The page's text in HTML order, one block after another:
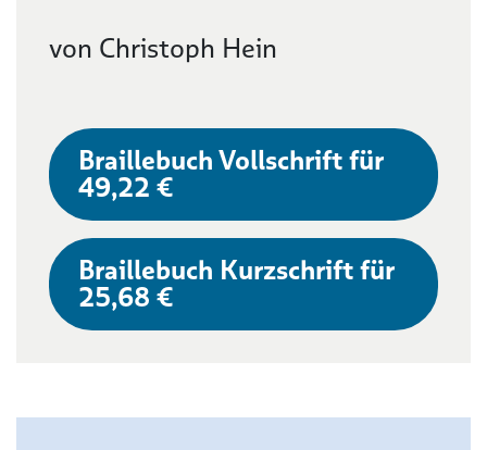
von Christoph Hein
Braillebuch Vollschrift für
49,22 €
Braillebuch Kurzschrift für
25,68 €